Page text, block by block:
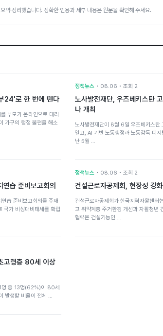
약·정리했습니다. 정확한 인용과 세부 내용은 원문을 확인해 주세요.
24'로 한 번에 뗀다
부모가 온라인으로 대리
가구의 행정 불편을 해소
정책뉴스 • 08.06 • 조회 2
노사발전재단, 우즈베키스탄
나 개최
노사발전재단이 8월 6일 우즈베키스탄
열고, AI 기반 노동행정과 노동감독 디
난 5월 …
습 준비보고회의
습 준비보고회의를 주재
가 비상대비태세를 확립
정책뉴스 • 08.06 • 조회 2
건설근로자공제회, 현장성 강
건설근로자공제회가 한국지역자활센터
고 취약계층 주거환경 개선과 자활청년
협력은 건설기능인 …
고령층 80세 이상
명 중 13명(62%)이 80세
발생할 비율이 전체 …